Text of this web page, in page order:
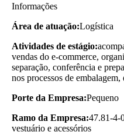
Informações
Área de atuação:Logística
Atividades de estágio:
vendas do e-commerce,
separação, conferência e
nos processos de
Porte da Empresa:Pequeno
Ramo da Empresa:47.81-4-
vestuário e acessórios